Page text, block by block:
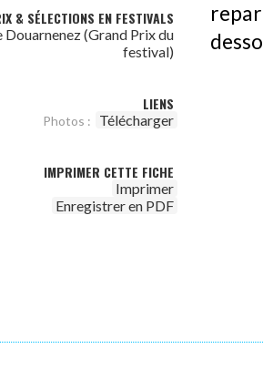
& SÉLECTIONS EN FESTIVALS
Douarnenez (Grand Prix du
festival)
LIENS
Photos : Télécharger
IMPRIMER CETTE FICHE
Imprimer
Enregistrer en PDF